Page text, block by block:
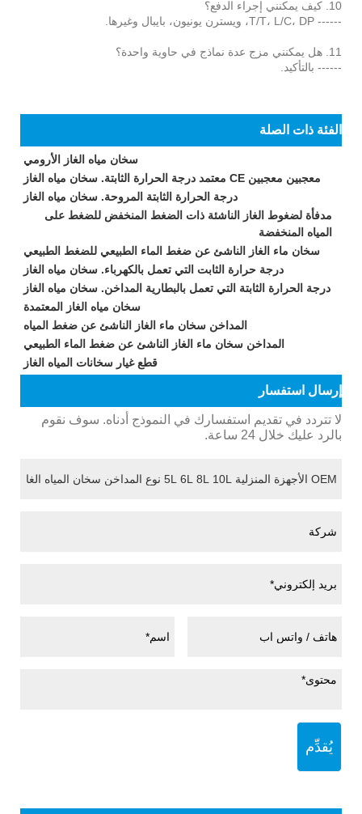
10. كيف يمكنني إجراء الدفع؟
------ T/T، L/C، DP، ويسترن يونيون، بايبال وغيرها.
11. هل يمكنني مزج عدة نماذج في حاوية واحدة؟
------ بالتأكيد.
الفئة ذات الصلة
سخان مياه الغاز الأرومي
معجبين معجبين CE معتمد درجة الحرارة الثابتة. سخان مياه الغاز
درجة الحرارة الثابتة المروحة. سخان مياه الغاز
مدفأة لضغوط الغاز الناشئة ذات الضغط المنخفض للضغط على
المياه المنخفضة
سخان ماء الغاز الناشئ عن ضغط الماء الطبيعي للضغط الطبيعي
درجة حرارة الثابت التي تعمل بالكهرباء. سخان مياه الغاز
درجة الحرارة الثابتة التي تعمل بالبطارية المداخن. سخان مياه الغاز
سخان مياه الغاز المعتمدة
المداخن سخان ماء الغاز الناشئ عن ضغط المياه
المداخن سخان ماء الغاز الناشئ عن ضغط الماء الطبيعي
قطع غيار سخانات المياه الغاز
إرسال استفسار
لا تتردد في تقديم استفسارك في النموذج أدناه. سوف نقوم
بالرد عليك خلال 24 ساعة.
يُقدِّم